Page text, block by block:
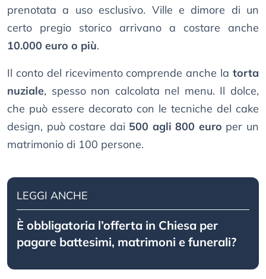
prenotata a uso esclusivo. Ville e dimore di un
certo pregio storico arrivano a costare anche
10.000 euro o più.
Il conto del ricevimento comprende anche la torta
nuziale, spesso non calcolata nel menu. Il dolce,
che può essere decorato con le tecniche del cake
design, può costare dai 500 agli 800 euro per un
matrimonio di 100 persone.
LEGGI ANCHE
È obbligatoria l’offerta in Chiesa per
pagare battesimi, matrimoni e funerali?